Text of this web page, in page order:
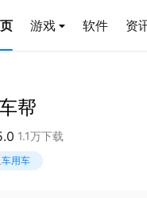
游戏 软件 资
帮
1.1万下载
用车